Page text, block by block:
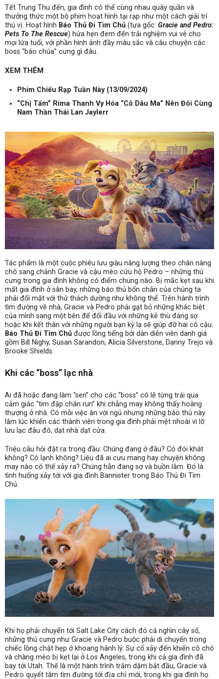
Tết Trung Thu đến, gia đình có thể cùng nhau quây quần và
thưởng thức một bộ phim hoạt hình tại rạp như một cách giải trí
thú vị. Hoạt hình Báo Thủ Đi Tìm Chủ (tựa gốc: Gracie and Pedro:
Pets To The Rescue) hứa hẹn đem đến trải nghiệm vui vẻ cho
mọi lứa tuổi, với phần hình ảnh đầy màu sắc và câu chuyện các
boss “báo chúa” cưng gì đâu.
XEM THÊM
Phim Chiếu Rạp Tuần Này (13/09/2024)
“Chị Tấm” Rima Thanh Vy Hóa “Cô Dâu Ma” Nên Đôi Cùng
Nam Thần Thái Lan Jaylerr
Tác phẩm là một cuộc phiêu lưu giàu năng lượng theo chân nàng
chó sang chảnh Gracie và cậu mèo cứu hộ Pedro – những thú
cưng trong gia đình không có điểm chung nào. Bị mắc kẹt sau khi
mất gia đình ở sân bay, những báo thủ bốn chân của chúng ta
phải đối mặt với thử thách dường như không thể. Trên hành trình
tìm đường về nhà, Gracie và Pedro phải gạt bỏ những khác biệt
của mình sang một bên để đối đầu với những kẻ thù đáng sợ
hoặc khi kết thân với những người bạn kỳ lạ sẽ giúp đỡ hai cô cậu.
Báo Thủ Đi Tìm Chủ được lồng tiếng bởi dàn diễn viên danh giá
gồm Bill Nighy, Susan Sarandon, Alicia Silverstone, Danny Trejo và
Brooke Shields.
Khi các “boss” lạc nhà
Ai đã hoặc đang làm “sen” cho các “boss” có lẽ từng trải qua
cảm giác “tim đập chân run” khi chẳng may không thấy hoàng
thượng ở nhà. Có mỗi việc ăn với ngủ nhưng những báo thủ này
lắm lúc khiến các thành viên trong gia đình phải mệt nhoài vì lỡ
lưu lạc đâu đó, dạt nhà dạt cửa.
Triệu câu hỏi đặt ra trong đầu: Chúng đang ở đâu? Có đói khát
không? Có lạnh không? Liệu đã ai cưu mang hay chuyện không
may nào có thể xảy ra? Chúng hẳn đang sợ và buồn lắm. Đó là
tình huống xảy tới với gia đình Bannister trong Báo Thủ Đi Tìm
Chủ.
Khi họ phải chuyển tới Salt Lake City cách đó cả nghìn cây số,
những thú cưng như Gracie và Pedro buộc phải di chuyển trong
chiếc lồng chật hẹp ở khoang hành lý. Sự cố xảy đến khiến cô chó
và chàng mèo bị kẹt lại ở Los Angeles, trong khi cả gia đình đã
bay tới Utah. Thế là một hành trình trăm dặm bắt đầu, Gracie và
Pedro quyết tâm tìm đường tới địa chỉ mới, trong khi gia đình họ